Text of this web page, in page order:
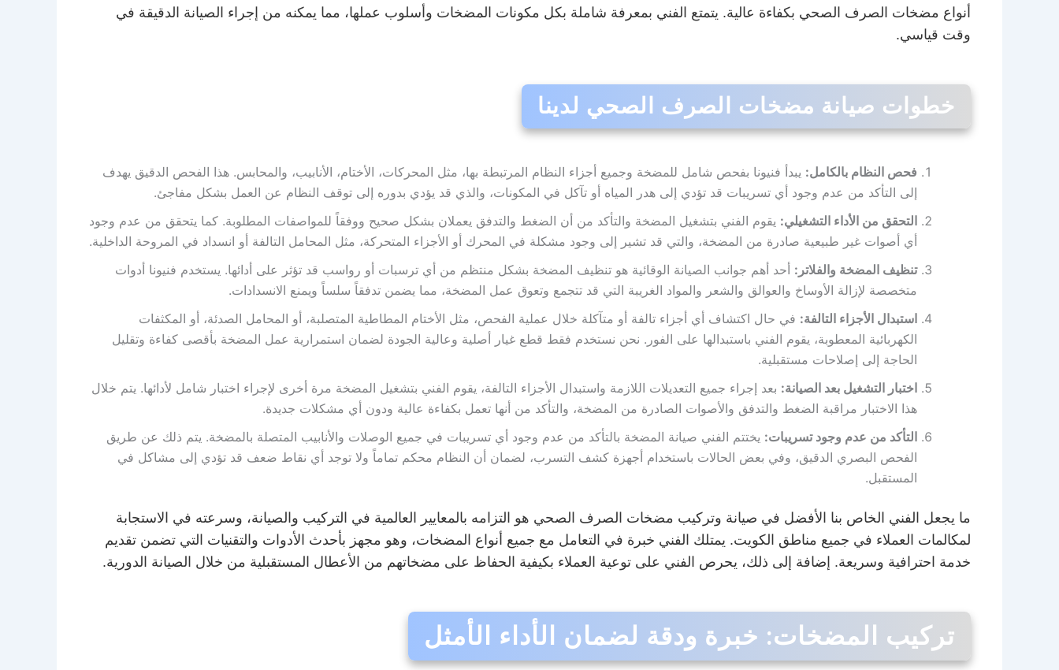
أنواع مضخات الصرف الصحي بكفاءة عالية. يتمتع الفني بمعرفة شاملة بكل مكونات المضخات وأسلوب عملها، مما يمكنه من إجراء الصيانة الدقيقة في
وقت قياسي.
خطوات صيانة مضخات الصرف الصحي لدينا
فحص النظام بالكامل: يبدأ فنيونا بفحص شامل للمضخة وجميع أجزاء النظام المرتبطة بها، مثل المحركات، الأختام، الأنابيب، والمحابس. هذا الفحص الدقيق يهدف
إلى التأكد من عدم وجود أي تسريبات قد تؤدي إلى هدر المياه أو تآكل في المكونات، والذي قد يؤدي بدوره إلى توقف النظام عن العمل بشكل مفاجئ.
التحقق من الأداء التشغيلي: يقوم الفني بتشغيل المضخة والتأكد من أن الضغط والتدفق يعملان بشكل صحيح ووفقاً للمواصفات المطلوبة. كما يتحقق من عدم وجود
أي أصوات غير طبيعية صادرة من المضخة، والتي قد تشير إلى وجود مشكلة في المحرك أو الأجزاء المتحركة، مثل المحامل التالفة أو انسداد في المروحة الداخلية.
تنظيف المضخة والفلاتر: أحد أهم جوانب الصيانة الوقائية هو تنظيف المضخة بشكل منتظم من أي ترسبات أو رواسب قد تؤثر على أدائها. يستخدم فنيونا أدوات
متخصصة لإزالة الأوساخ والعوالق والشعر والمواد الغريبة التي قد تتجمع وتعوق عمل المضخة، مما يضمن تدفقاً سلساً ويمنع الانسدادات.
استبدال الأجزاء التالفة: في حال اكتشاف أي أجزاء تالفة أو متآكلة خلال عملية الفحص، مثل الأختام المطاطية المتصلبة، أو المحامل الصدئة، أو المكثفات
الكهربائية المعطوبة، يقوم الفني باستبدالها على الفور. نحن نستخدم فقط قطع غيار أصلية وعالية الجودة لضمان استمرارية عمل المضخة بأقصى كفاءة وتقليل
الحاجة إلى إصلاحات مستقبلية.
اختبار التشغيل بعد الصيانة: بعد إجراء جميع التعديلات اللازمة واستبدال الأجزاء التالفة، يقوم الفني بتشغيل المضخة مرة أخرى لإجراء اختبار شامل لأدائها. يتم خلال
هذا الاختبار مراقبة الضغط والتدفق والأصوات الصادرة من المضخة، والتأكد من أنها تعمل بكفاءة عالية ودون أي مشكلات جديدة.
التأكد من عدم وجود تسريبات: يختتم الفني صيانة المضخة بالتأكد من عدم وجود أي تسريبات في جميع الوصلات والأنابيب المتصلة بالمضخة. يتم ذلك عن طريق
الفحص البصري الدقيق، وفي بعض الحالات باستخدام أجهزة كشف التسرب، لضمان أن النظام محكم تماماً ولا توجد أي نقاط ضعف قد تؤدي إلى مشاكل في
المستقبل.
ما يجعل الفني الخاص بنا الأفضل في صيانة وتركيب مضخات الصرف الصحي هو التزامه بالمعايير العالمية في التركيب والصيانة، وسرعته في الاستجابة
لمكالمات العملاء في جميع مناطق الكويت. يمتلك الفني خبرة في التعامل مع جميع أنواع المضخات، وهو مجهز بأحدث الأدوات والتقنيات التي تضمن تقديم
خدمة احترافية وسريعة. إضافة إلى ذلك، يحرص الفني على توعية العملاء بكيفية الحفاظ على مضخاتهم من الأعطال المستقبلية من خلال الصيانة الدورية.
تركيب المضخات: خبرة ودقة لضمان الأداء الأمثل